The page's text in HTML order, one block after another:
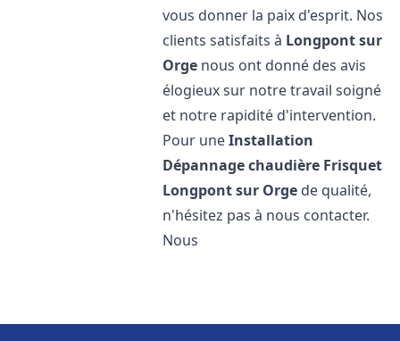
vous donner la paix d'esprit. Nos
clients satisfaits à Longpont sur
Orge nous ont donné des avis
élogieux sur notre travail soigné
et notre rapidité d'intervention.
Pour uneInstallation
Dépannage chaudière Frisquet
Longpont sur Orge de qualité,
n'hésitez pas à nous contacter.
Nous